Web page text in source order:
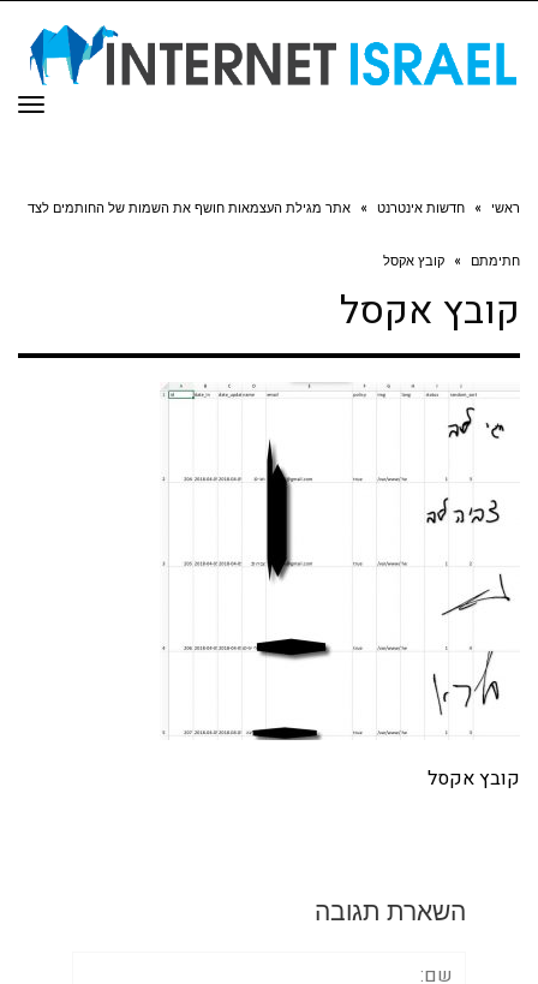
ראשי » חדשות אינטרנט » אתר מגילת העצמאות חושף את השמות של החותמים לצד
חתימתם » קובץ אקסל
קובץ אקסל
קובץ אקסל
השארת תגובה